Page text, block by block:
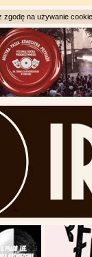
na używanie